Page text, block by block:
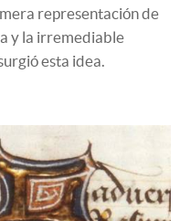
representación de
y la irremediable
esta idea.